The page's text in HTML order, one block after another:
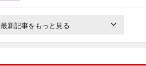
最新記事をもっと見る